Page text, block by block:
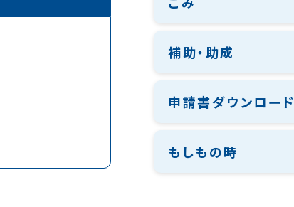
補助・助成
申請書ダウンロード
もしもの時